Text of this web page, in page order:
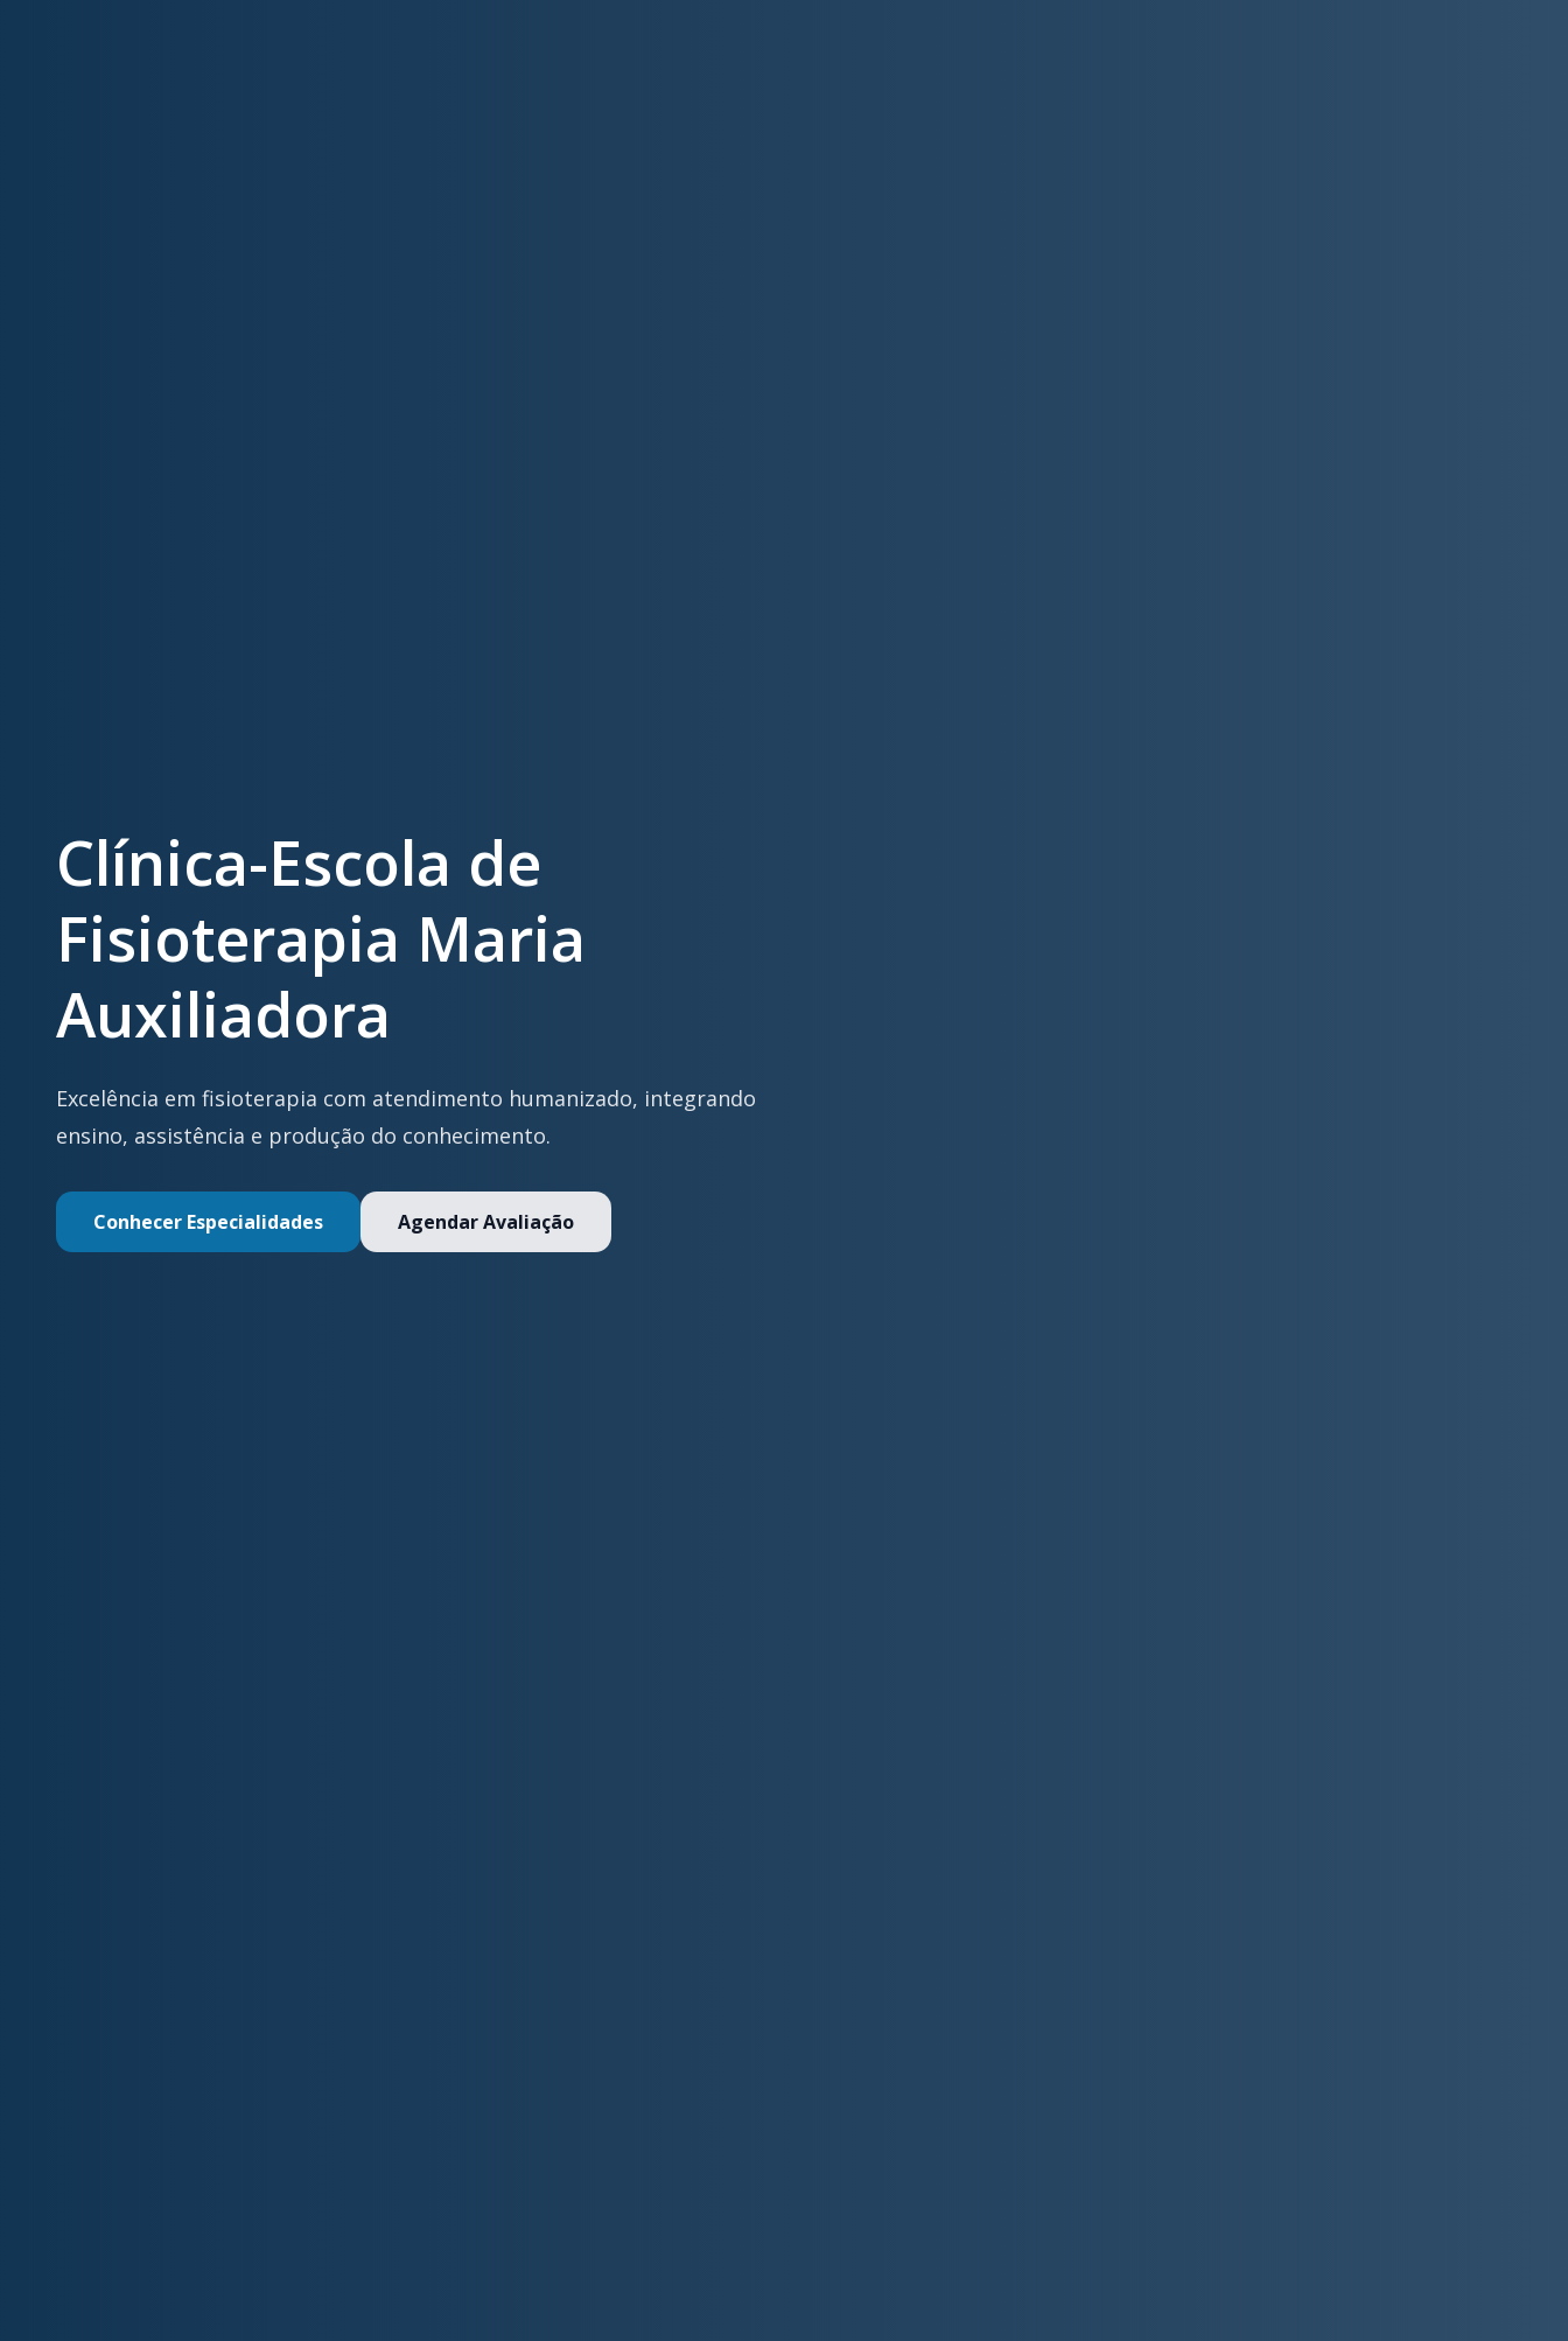
Clínica-Escola de
Fisioterapia Maria
Auxiliadora
Excelência em fisioterapia com atendimento humanizado, integrando
ensino, assistência e produção do conhecimento.
Conhecer Especialidades Agendar Avaliação